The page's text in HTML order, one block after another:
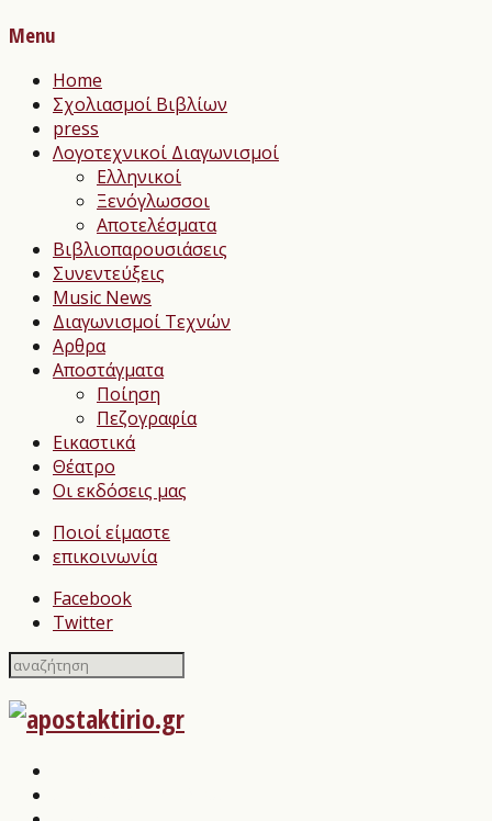
Menu
Home
Σχολιασμοί Βιβλίων
press
Λογοτεχνικοί Διαγωνισμοί
Ελληνικοί
Ξενόγλωσσοι
Αποτελέσματα
Βιβλιοπαρουσιάσεις
Συνεντεύξεις
Music News
Διαγωνισμοί Τεχνών
Αρθρα
Αποστάγματα
Ποίηση
Πεζογραφία
Εικαστικά
Θέατρο
Οι εκδόσεις μας
Ποιοί είμαστε
επικοινωνία
Facebook
Twitter